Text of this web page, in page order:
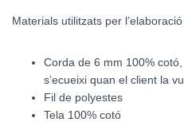
Materials utilitzats per
Corda de 6 mm 100%
s’ecueixi quan el client la
Fil de polyestes
Tela 100% cotó